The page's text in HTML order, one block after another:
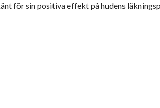
för sin positiva effekt på hudens